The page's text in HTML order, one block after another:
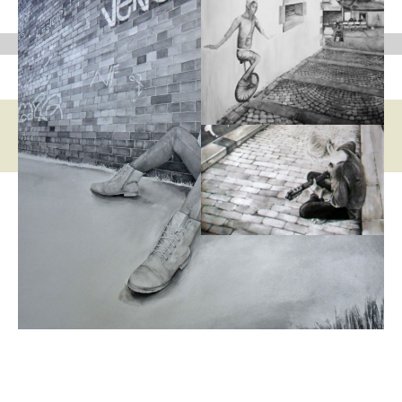
©2021 // Website made by C.E.Informatique